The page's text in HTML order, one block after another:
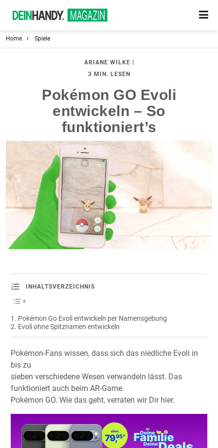
Home Spiele
ARIANE WILKE
3 MIN. LESEN
Pokémon GO Evoli
entwickeln – So
funktioniert’s
INHALTSVERZEICHNIS
Pokémon Go Evoli entwickeln per Namensgebung
Evoli ohne Spitznamen entwickeln
Pokémon-Fans wissen, dass sich das niedliche Evoli in
bis zu
sieben verschiedene Wesen verwandeln lässt. Das
funktioniert auch beim AR-Game
Pokémon GO. Wie das geht, verraten wir Dir hier.